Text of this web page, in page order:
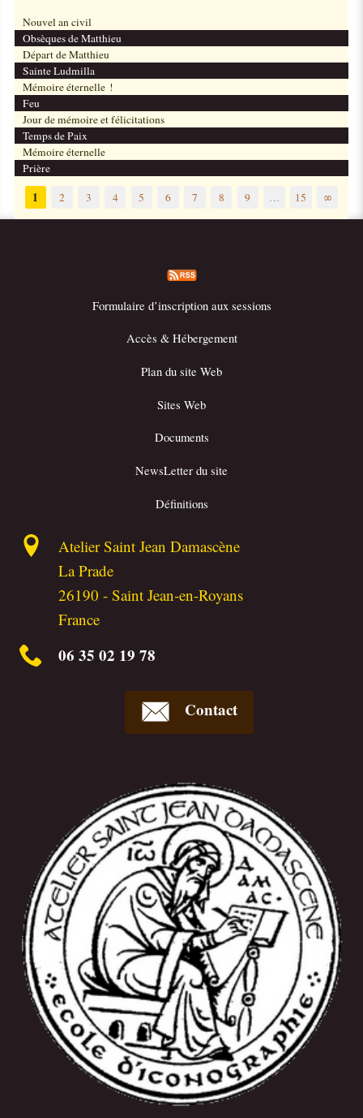
Nouvel an civil
Obsèques de Matthieu
Départ de Matthieu
Sainte Ludmilla
Mémoire éternelle !
Feu
Jour de mémoire et félicitations
Temps de Paix
Mémoire éternelle
Prière
1 2 3 4 5 6 7 8 9 … 15 ∞
Formulaire d’inscription aux sessions
Accès & Hébergement
Plan du site Web
Sites Web
Documents
NewsLetter du site
Définitions
Atelier Saint Jean Damascène
La Prade
26190 -Saint Jean-en-Royans
France
06 35 02 19 78
Contact